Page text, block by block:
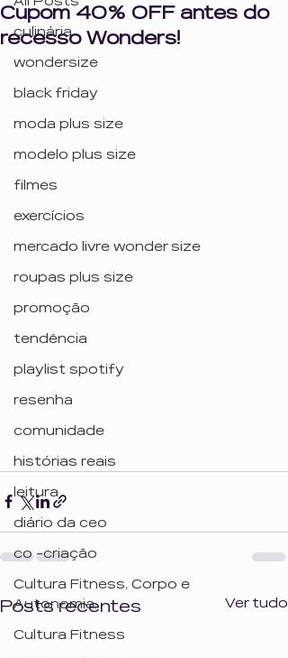
culinária
wondersize
black friday
moda plus size
modelo plus size
filmes
exercícios
mercado livre wonder size
roupas plus size
promoção
tendência
playlist spotify
resenha
comunidade
histórias reais
leitura
diário da ceo
co -criação
Cultura Fitness, Corpo e
Autonomia,
Cultura Fitness
Cupom 40% OFF antes do
recesso Wonders!
Posts recentes Ver tudo